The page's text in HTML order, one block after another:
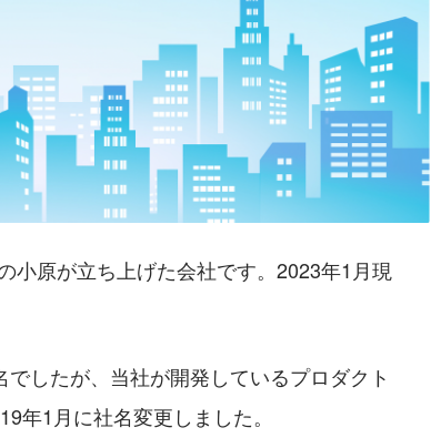
小原が立ち上げた会社です。2023年1月現
したが、当社が開発しているプロダクト
年1月に社名変更しました。